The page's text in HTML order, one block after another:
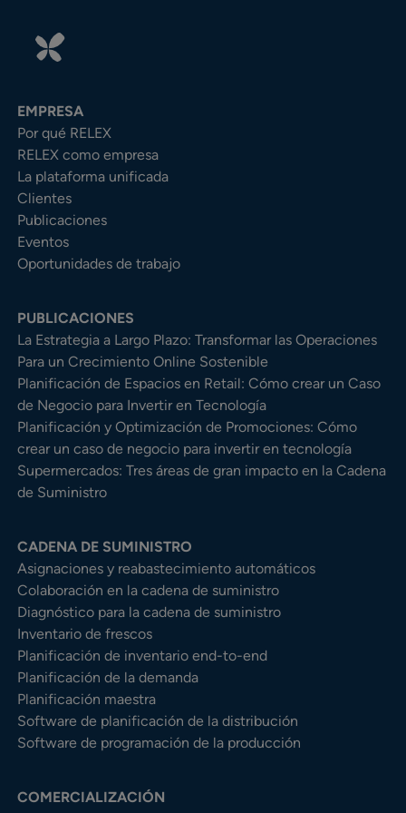
EMPRESA
Por qué RELEX
RELEX como empresa
La plataforma unificada
Clientes
Publicaciones
Eventos
Oportunidades de trabajo
PUBLICACIONES
La Estrategia a Largo Plazo: Transformar las Operaciones
Para un Crecimiento Online Sostenible
Planificación de Espacios en Retail: Cómo crear un Caso
de Negocio para Invertir en Tecnología
Planificación y Optimización de Promociones: Cómo
crear un caso de negocio para invertir en tecnología
Supermercados: Tres áreas de gran impacto en la Cadena
de Suministro
CADENA DE SUMINISTRO
Asignaciones y reabastecimiento automáticos
Colaboración en la cadena de suministro
Diagnóstico para la cadena de suministro
Inventario de frescos
Planificación de inventario end-to-end
Planificación de la demanda
Planificación maestra
Software de planificación de la distribución
Software de programación de la producción
COMERCIALIZACIÓN